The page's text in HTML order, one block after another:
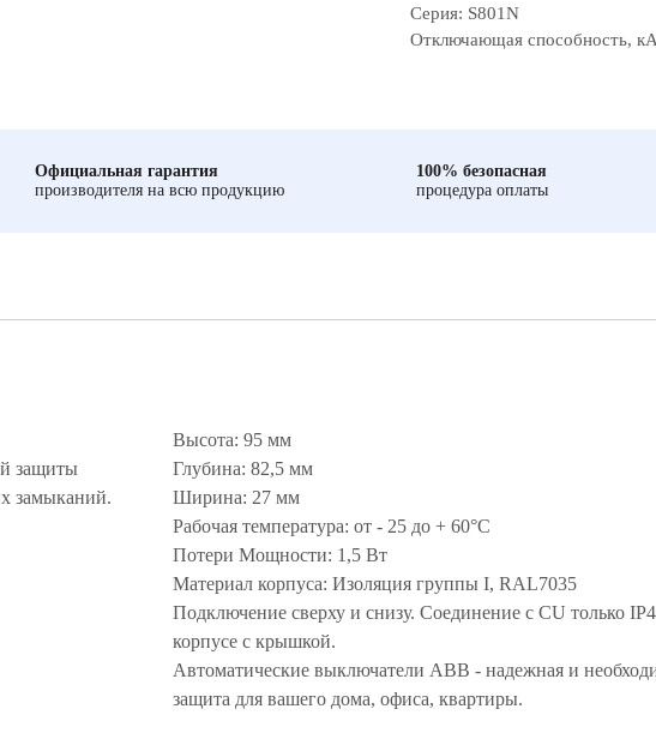
Серия: S801N
Отключающая способность,
Официальная гарантия
производителя на всю продукцию
100% безопасная
процедура оплаты
защиты
замыканий.
Высота: 95 мм
Глубина: 82,5 мм
Ширина: 27 мм
Рабочая температура: от - 25 до + 60°С
Потери Мощности: 1,5 Вт
Материал корпуса: Изоляция группы I, RAL7035
Подключение сверху и снизу. Соединение с CU только
корпусе с крышкой.
Автоматические выключатели ABB - надежная и
защита для вашего дома, офиса, квартиры.